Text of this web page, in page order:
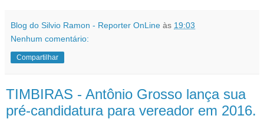
Blog do Silvio Ramon - Reporter OnLine às 19:03
Nenhum comentário:
Compartilhar
TIMBIRAS - Antônio Grosso lança sua
pré-candidatura para vereador em 2016.